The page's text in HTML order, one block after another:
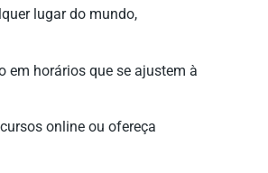
lugar do mundo,
em horários que se ajustem à
online ou ofereça